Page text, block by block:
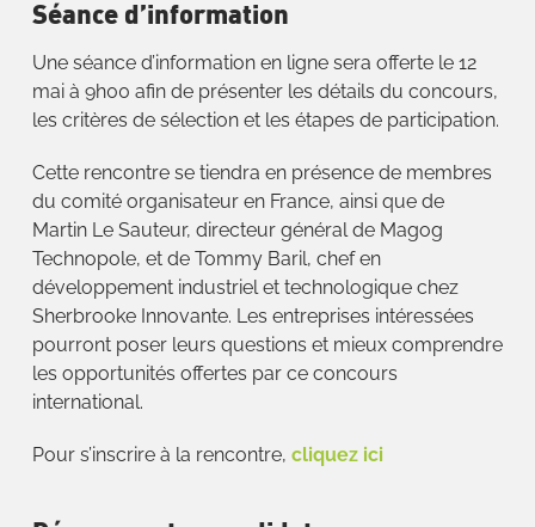
Séance d’information
Une séance d’information en ligne sera offerte le 12
mai à 9h00 afin de présenter les détails du concours,
les critères de sélection et les étapes de participation.
Cette rencontre se tiendra en présence de membres
du comité organisateur en France, ainsi que de
Martin Le Sauteur, directeur général de Magog
Technopole, et de Tommy Baril, chef en
développement industriel et technologique chez
Sherbrooke Innovante. Les entreprises intéressées
pourront poser leurs questions et mieux comprendre
les opportunités offertes par ce concours
international.
Pour s’inscrire à la rencontre, cliquez ici